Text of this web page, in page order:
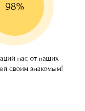
98%
нас от наших
своим знакомым!